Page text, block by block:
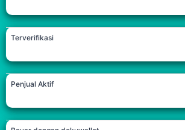
Terverifikasi
Penjual Aktif